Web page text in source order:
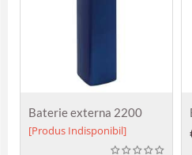
Baterie externa 2200
mAh Togo
[Produs Indisponibil]